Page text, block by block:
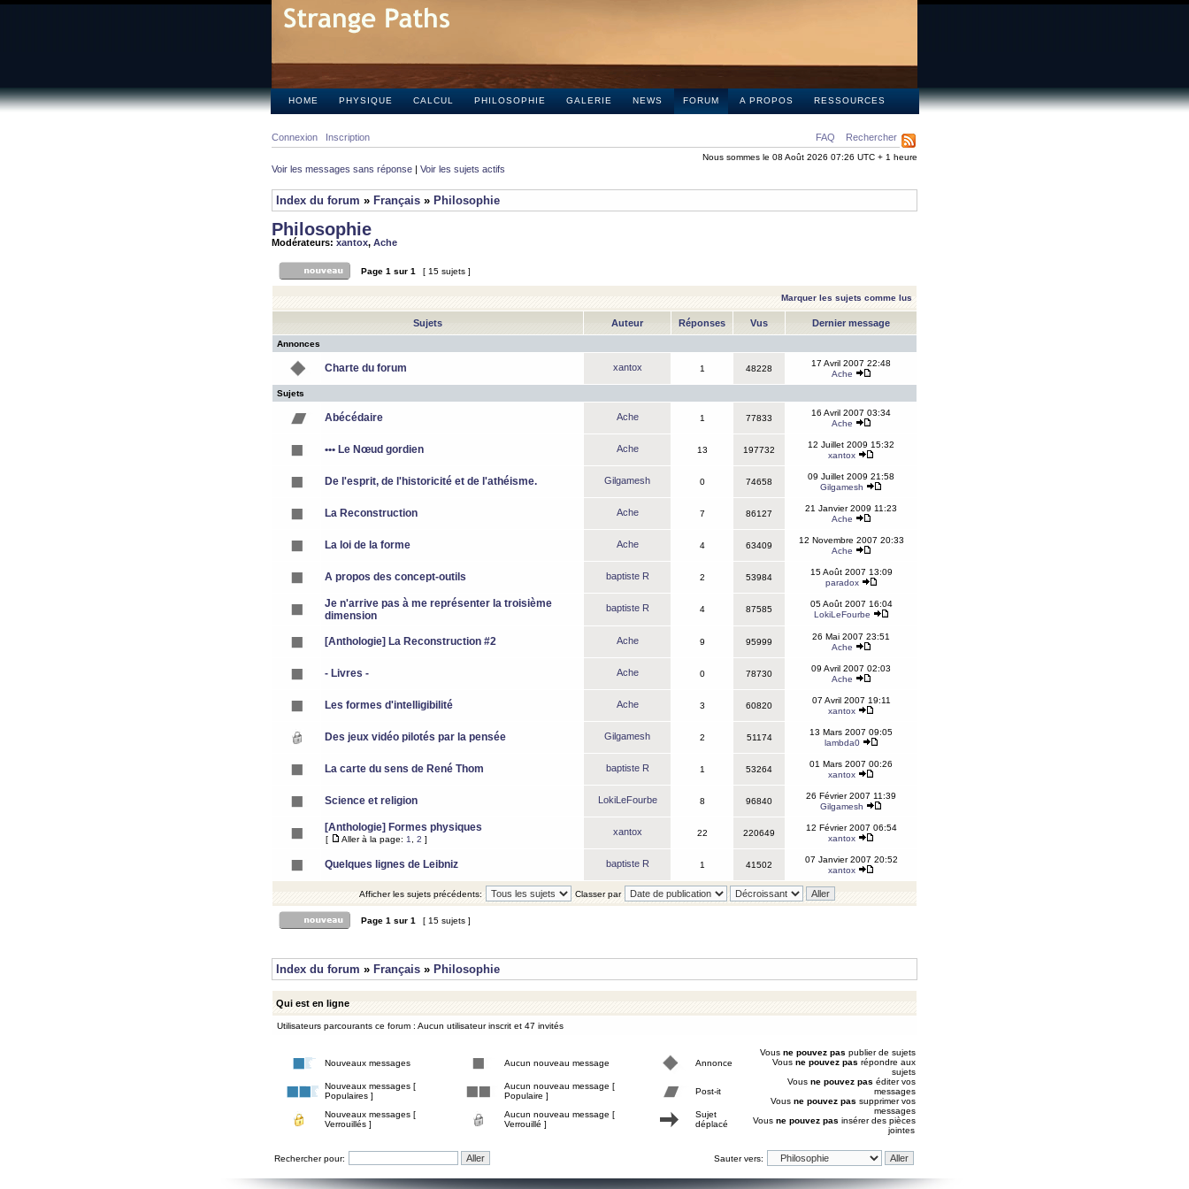
HOME PHYSIQUE CALCUL PHILOSOPHIE GALERIE NEWS FORUM A PROPOS RESSOURCES
FAQ Rechercher
Connexion Inscription
Nous sommes le 08 Août 2026 07:26 UTC + 1 heure
Voir les messages sans réponse | Voir les sujets actifs
Index du forum » Français » Philosophie
Philosophie
Modérateurs: xantox, Ache
Page 1 sur 1 [ 15 sujets ]
Marquer les sujets comme lus
Sujets Auteur Réponses Vus Dernier message
Annonces
Charte du forum xantox 1 48228
17 Avril 2007 22:48
Ache
Sujets
Abécédaire Ache 1 77833
16 Avril 2007 03:34
Ache
••• Le Nœud gordien Ache 13 197732
12 Juillet 2009 15:32
xantox
De l'esprit, de l'historicité et de l'athéisme. Gilgamesh 0 74658
09 Juillet 2009 21:58
Gilgamesh
La Reconstruction Ache 7 86127
21 Janvier 2009 11:23
Ache
La loi de la forme Ache 4 63409
12 Novembre 2007 20:33
Ache
A propos des concept-outils baptiste R 2 53984
15 Août 2007 13:09
paradox
Je n'arrive pas à me représenter la troisième
dimension
baptiste R 4 87585
05 Août 2007 16:04
LokiLeFourbe
[Anthologie] La Reconstruction #2 Ache 9 95999
26 Mai 2007 23:51
Ache
- Livres - Ache 0 78730
09 Avril 2007 02:03
Ache
Les formes d'intelligibilité Ache 3 60820
07 Avril 2007 19:11
xantox
Des jeux vidéo pilotés par la pensée Gilgamesh 2 51174
13 Mars 2007 09:05
lambda0
La carte du sens de René Thom baptiste R 1 53264
01 Mars 2007 00:26
xantox
Science et religion LokiLeFourbe 8 96840
26 Février 2007 11:39
Gilgamesh
[Anthologie] Formes physiques
[ Aller à la page: 1 2 ]
xantox 22 220649
12 Février 2007 06:54
xantox
Quelques lignes de Leibniz baptiste R 1 41502
07 Janvier 2007 20:52
xantox
Afficher les sujets précédents: Classer par
Page 1 sur 1 [ 15 sujets ]
Index du forum » Français » Philosophie
Qui est en ligne
Utilisateurs parcourants ce forum : Aucun utilisateur inscrit et 47 invités
Nouveaux messages Aucun nouveau message Annonce
Nouveaux messages [
Populaires ]
Aucun nouveau message [
Populaire ]
Post-it
Nouveaux messages [
Verrouillés ]
Aucun nouveau message [
Verrouillé ]
Sujet
déplacé
Vous ne pouvez pas publier de sujets
Vous ne pouvez pas répondre aux
sujets
Vous ne pouvez pas éditer vos
messages
Vous ne pouvez pas supprimer vos
messages
Vous ne pouvez pas insérer des pièces
jointes
Rechercher pour: Sauter vers: